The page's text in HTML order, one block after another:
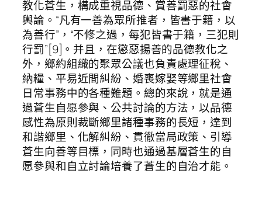
教化蒼生，構成重視品德、賞善罰惡的社會
輿論。“凡有一善為眾所推者，皆書于籍，以
為善行”，“不修之過，每犯皆書于籍，三犯則
行罰”[9]。并且，在懲惡揚善的品德教化之
外，鄉約組織的聚眾公議也負責處理征稅、
納糧、平易近間糾紛、婚喪嫁娶等鄉里社會
日常事務中的各種難題。總的來說，就是通
過蒼生自愿參與、公共討論的方法，以品德
感性為原則裁斷鄉里諸種事務的長短，達到
和諧鄉里、化解糾紛、貫徹當局政策、引導
蒼生向善等目標，同時也通過基層蒼生的自
愿參與和自立討論培養了蒼生的自治才能。